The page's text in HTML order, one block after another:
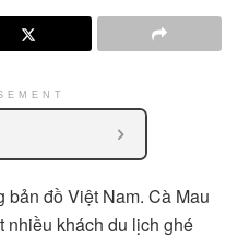
bản đồ Việt Nam. Cà Mau
nhiều khách du lịch ghé